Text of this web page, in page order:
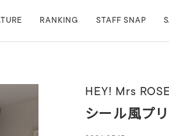
RANKING STAFF SNAP
HEY! Mrs
シール風プ